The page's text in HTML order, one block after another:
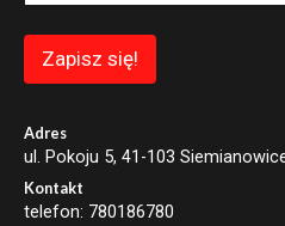
E
l
Zapisz się!
Adres
ul. Pokoju 5, 41-103
Kontakt
telefon: 780186780